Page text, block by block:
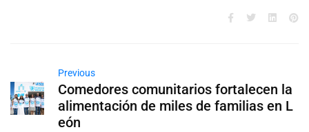
Previous
Comedores comunitarios fortalecen la
alimentación de miles de familias en L
eón